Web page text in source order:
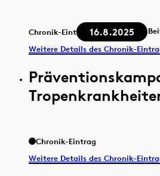
Chronik-Eintrag 16.8.2025
Weitere Details des Chronik-
Chronik-Eintrag
Weitere Details des Chronik-